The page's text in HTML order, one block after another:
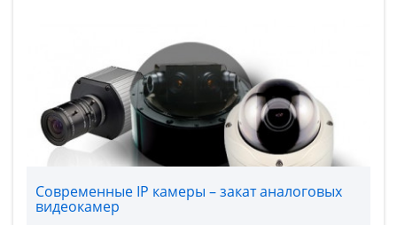
управление компанией на сегодн..
Современные IP камеры – закат аналоговых
видеокамер